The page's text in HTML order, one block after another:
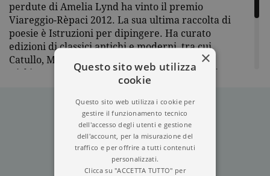
perdute di Amelia Lynd ha vinto il premio
Viareggio-Rèpaci 2012. La sua ultima raccolta di
poesie è Istruzioni per dipingere. Ha curato
edizioni di classici antichi e moderni, tra cui
Catullo, Marco Aurelio, Ted Hughes, Emily
Dickinson. Per Garzanti ha firmato Viva il latino,
tradotto in numerose lingue, Con Ovidio, Le 10
parole latine che raccontano il nostro mondo,
Il libro è quella cosa,Viva il greco
. È presidente della casa editrice Salani.
Il suo sito web è www.nicolagardini.com
×
Questo sito web utilizza
cookie
Questo sito web utilizza i cookie per
gestire il funzionamento tecnico
dell'accesso degli utenti e gestione
dell'account, per la misurazione del
traffico e per offrire a tutti contenuti
personalizzati.
Clicca su "ACCETTA TUTTO" per